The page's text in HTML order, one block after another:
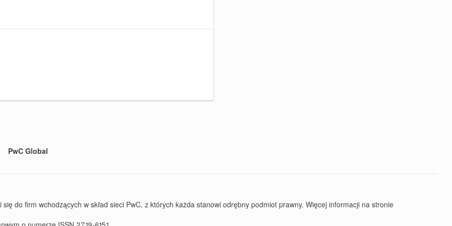
PwC Global
do firm wchodzących w skład sieci PwC, z których każda stanowi odrębny podmiot prawny. Więcej informacji na stronie